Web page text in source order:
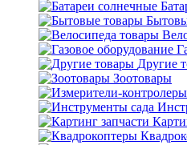
Другие
Зоотовары